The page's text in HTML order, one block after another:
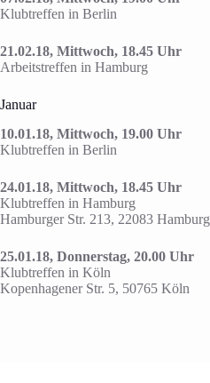
Klubtreffen in Berlin
21.02.18, Mittwoch, 18.45 Uhr
Arbeitstreffen in Hamburg
Januar
10.01.18, Mittwoch, 19.00 Uhr
Klubtreffen in Berlin
24.01.18, Mittwoch, 18.45 Uhr
Klubtreffen in Hamburg
Hamburger Str. 213, 22083 Hamburg
25.01.18, Donnerstag, 20.00 Uhr
Klubtreffen in Köln
Kopenhagener Str. 5, 50765 Köln